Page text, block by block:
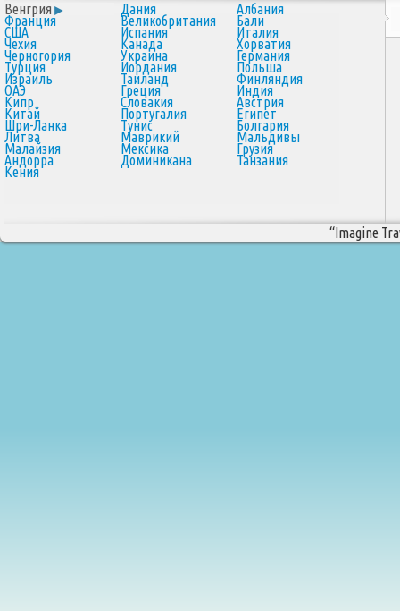
Венгрия Дания Албания
Франция Великобритания Бали
США Испания Италия
Чехия Канада Хорватия
Черногория Украина Германия
Турция Иордания Польша
Израиль Таиланд Финляндия
ОАЭ Греция Индия
Кипр Словакия Австрия
Китай Португалия Египет
Шри-Ланка Тунис Болгария
Литва Маврикий Мальдивы
Малайзия Мексика Грузия
Андорра Доминикана Танзания
Кения
“Imagine